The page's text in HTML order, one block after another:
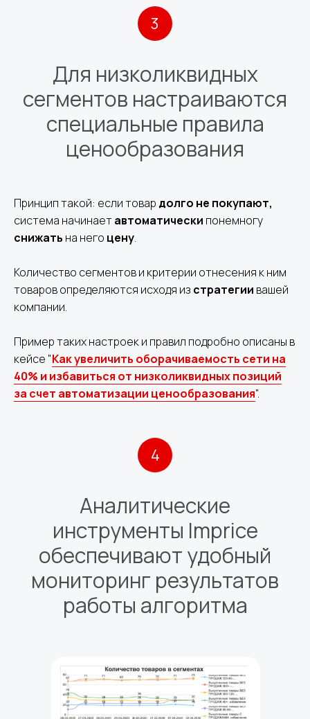
3
Для низколиквидных
сегментов настраиваются
специальные правила
ценообразования
Принцип такой: если товар долго не покупают,
система начинаетавтоматически понемногу
снижать на него цену.
Количество сегментов и критерии отнесения к ним
товаров определяются исходя из стратегии вашей
компании.
Пример таких настроек и правил подробно описаны в
кейсе "Как увеличить оборачиваемость сети на
40% и избавиться от низколиквидных позиций
за счет автоматизации ценообразования".
4
Аналитические
инструменты Imprice
обеспечивают удобный
мониторинг результатов
работы алгоритма